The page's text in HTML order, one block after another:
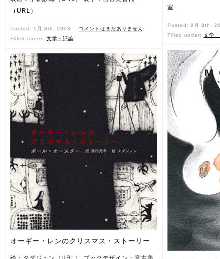
（URL）
Posted: 1月 8th, 2023 ˑ
コメントはまだありません
Filled under: 文学・評論
オーギー・レンのクリスマス・ストーリー
室
Posted: 9月 8th,
Filled under: 文学